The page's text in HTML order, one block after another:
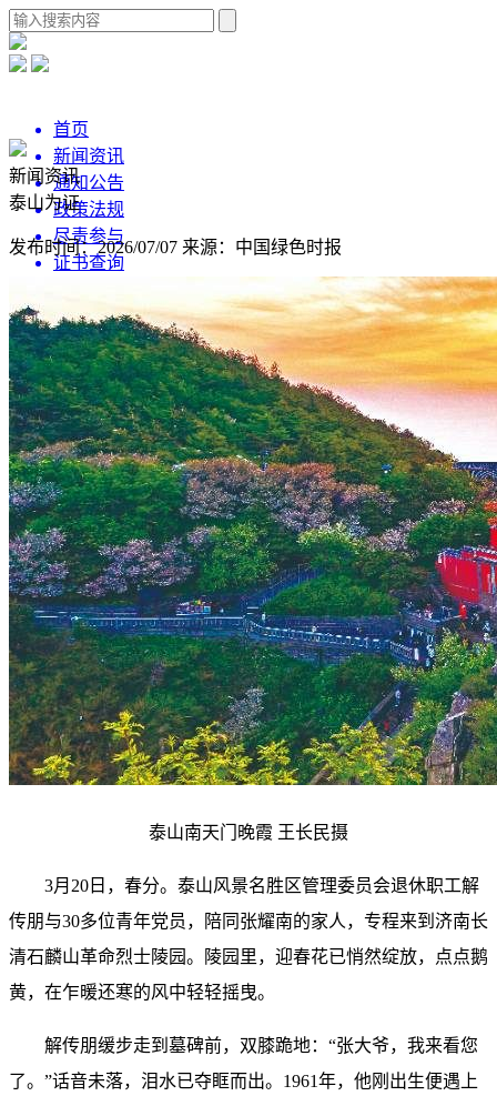
首页
新闻资讯
通知公告
政策法规
尽责参与
证书查询
互动交流
与您分享
关于我们
新闻资讯
泰山为证
发布时间：2026/07/07 来源：中国绿色时报
泰山南天门晚霞 王长民摄
3月20日，春分。泰山风景名胜区管理委员会退休职工解
传朋与30多位青年党员，陪同张耀南的家人，专程来到济南长
清石麟山革命烈士陵园。陵园里，迎春花已悄然绽放，点点鹅
黄，在乍暖还寒的风中轻轻摇曳。
解传朋缓步走到墓碑前，双膝跪地：“张大爷，我来看您
了。”话音未落，泪水已夺眶而出。1961年，他刚出生便遇上